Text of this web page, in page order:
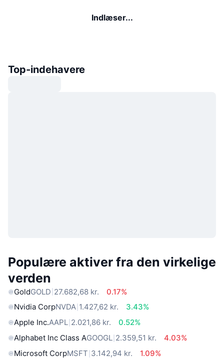
Indlæser...
Top-indehavere
Populære aktiver fra den virkelige
verden
GoldGOLD 27.682,68 kr.
0.17%
Nvidia CorpNVDA 1.427,62 kr.
3.43%
Apple Inc.AAPL 2.021,86 kr.
0.52%
Alphabet Inc Class AGOOGL 2.359,51 kr.
4.03%
Microsoft CorpMSFT 3.142,94 kr.
1.09%